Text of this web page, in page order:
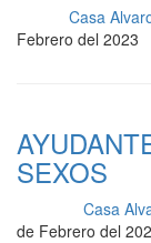
Casa
Febrero del 2023
SEXOS
Casa
de Febrero del